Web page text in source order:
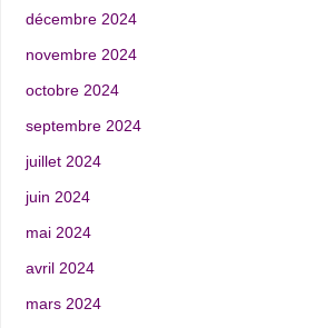
décembre 2024
novembre 2024
octobre 2024
septembre 2024
juillet 2024
juin 2024
mai 2024
avril 2024
mars 2024